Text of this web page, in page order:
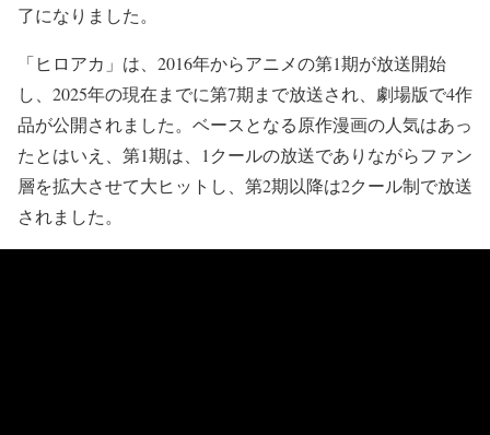
了になりました。
「ヒロアカ」は、2016年からアニメの第1期が放送開始
し、2025年の現在までに第7期まで放送され、劇場版で4作
品が公開されました。 ベースとなる原作漫画の人気はあっ
たとはいえ、第1期は、 1クールの放送でありながらファン
層を拡大させて大ヒットし、第2期以降は2クール制で放送
されました。